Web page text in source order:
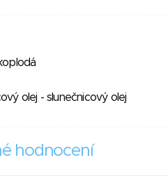
olej - slunečnicový olej
hodnocení